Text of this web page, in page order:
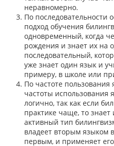
неравномерно.
По последовательности
подход обучения
одновременный, когда
рождения и знает их на
последовательный,
уже знает один язык и
примеру, в школе или
По частоте
частоты
логично, так как если
практике чаще, то
активный тип
владеет вторым языком
первым, и применяет